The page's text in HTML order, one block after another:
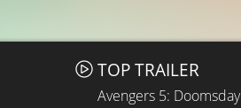
TOP TRAILER
Avengers 5: Doomsday